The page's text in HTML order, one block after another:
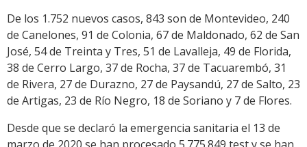
De los 1.752 nuevos casos, 843 son de Montevideo, 240
de Canelones, 91 de Colonia, 67 de Maldonado, 62 de San
José, 54 de Treinta y Tres, 51 de Lavalleja, 49 de Florida,
38 de Cerro Largo, 37 de Rocha, 37 de Tacuarembó, 31
de Rivera, 27 de Durazno, 27 de Paysandú, 27 de Salto, 23
de Artigas, 23 de Río Negro, 18 de Soriano y 7 de Flores.
Desde que se declaró la emergencia sanitaria el 13 de